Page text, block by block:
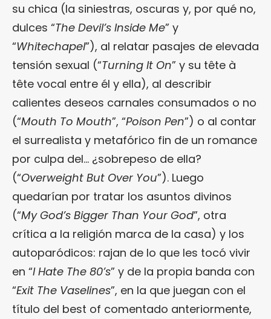
su chica (la siniestras, oscuras y, por qué no,
dulces “The Devil’s Inside Me” y
“Whitechapel”), al relatar pasajes de elevada
tensión sexual (“Turning It On” y su tête à
tête vocal entre él y ella), al describir
calientes deseos carnales consumados o no
(“Mouth To Mouth”, “Poison Pen”) o al contar
el surrealista y metafórico fin de un romance
por culpa del… ¿sobrepeso de ella?
(“Overweight But Over You”). Luego
quedarían por tratar los asuntos divinos
(“My God’s Bigger Than Your God”, otra
crítica a la religión marca de la casa) y los
autoparódicos: rajan de lo que les tocó vivir
en “I Hate The 80’s” y de la propia banda con
“Exit The Vaselines”, en la que juegan con el
título del best of comentado anteriormente,